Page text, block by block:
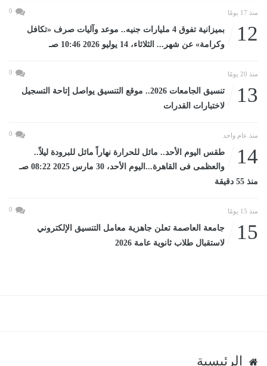
منذ 17 يومًا 0
12
بميزانية تفوق 4 مليارات جنيه.. موعد وآليات صرف «تكافل
وكرامة» عن شهر... الثلاثاء، 14 يوليو 2026 10:46 صـ
منذ 20 يومًا 0
13
تنسيق الجامعات 2026.. موقع التنسيق يواصل إتاحة التسجيل
لاختبارات القدرات
منذ عام واحد 0
14
طقس اليوم الأحد.. مائل للحرارة نهاراً مائل للبرودة ليلاً..
والعظمى فى القاهرة...اليوم الأحد، 30 مارس 2025 08:22 صـ
منذ 55 دقيقة
منذ 15 يومًا 0
15
جامعة العاصمة تعلن جاهزية معامل التنسيق الإلكتروني
لاستقبال طلاب ثانوية عامة 2026
الرئيسية